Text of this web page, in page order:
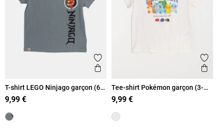
Ajouter aux favoris
Aperçu rapide
T-shirt LEGO Ninjago garçon (6-
12A)
9,99 €
Tee-shirt Pokémon garçon (3-
8A)
9,99 €